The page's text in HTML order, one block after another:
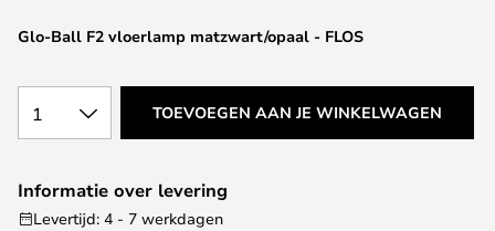
gallerij
Glo-Ball F2 vloerlamp matzwart/opaal - FLOS
1 TOEVOEGEN AAN JE WINKELWAGEN
Informatie over levering
Levertijd: 4 - 7 werkdagen